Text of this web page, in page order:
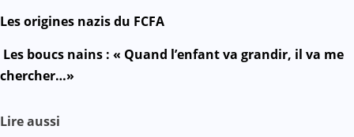
Mail
N
a
i
Les origines nazis du FCFA
Les boucs nains : « Quand l’enfant va grandir, il va me
chercher…»
Lire aussi